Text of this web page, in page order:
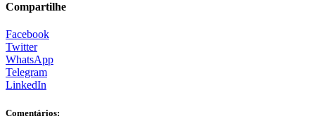
Compartilhe
Facebook
Twitter
WhatsApp
Telegram
LinkedIn
Comentários: